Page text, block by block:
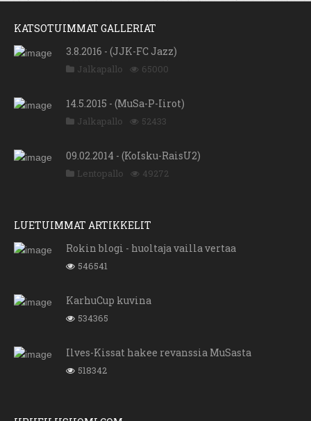
KATSOTUIMMAT GALLERIAT
3.8.2016 - (JJK-FC Jazz)
Jalkapallo 65000
14.5.2015 - (MuSa-P-Iirot)
Jalkapallo 52433
09.02.2014 - (KoIsku-RaisU2)
Lentopallo 49272
LUETUIMMAT ARTIKKELIT
Rokin blogi - huoltaja vailla vertaa
546541
KarhuCup kuvina
534365
Ilves-Kissat hakee revanssia MuSasta
518342